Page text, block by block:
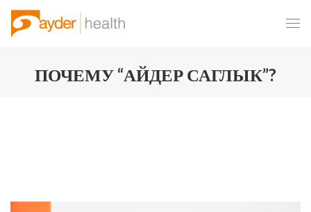
ПОЧЕМУ “АЙДЕР САГЛЫК”?